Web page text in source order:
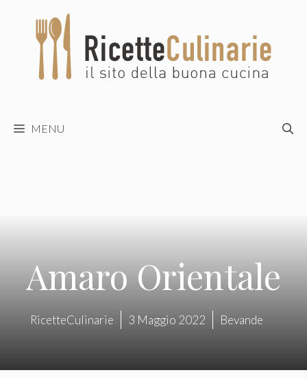
contenuto
MENU
Amaro Orientale
RicetteCulinarie 3 Maggio 2022 Bevande